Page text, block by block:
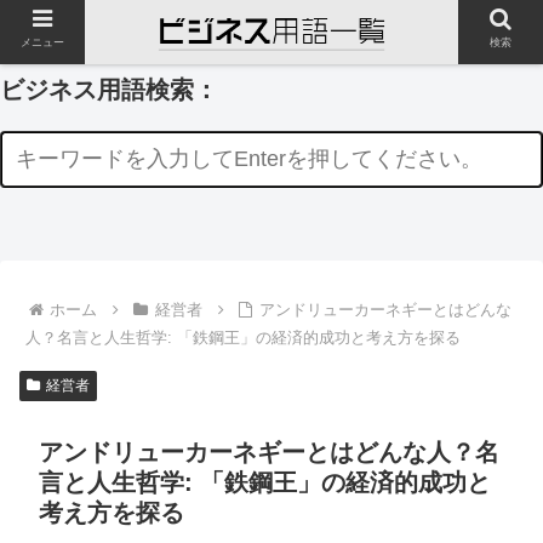
ビジネス用語検索：
ホーム 経営者
アンドリューカーネギーとはどんな
人？名言と人生哲学: 「鉄鋼王」の経済的成功と考え方を探る
経営者
アンドリューカーネギーとはどんな人？名
言と人生哲学: 「鉄鋼王」の経済的成功と
考え方を探る
メニュー 検索